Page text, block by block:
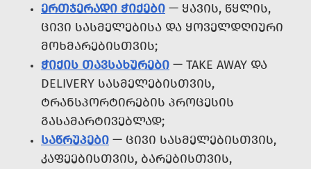
ᲔᲠᲗᲯᲔᲠᲐᲓᲘ ᲭᲘᲥᲔᲑᲘ — ᲧᲐᲕᲘᲡ, ᲬᲧᲚᲘᲡ,
ᲪᲘᲕᲘ ᲡᲐᲡᲛᲔᲚᲔᲑᲘᲡᲐ ᲓᲐ ᲧᲝᲕᲔᲚᲓᲦᲘᲣᲠᲘ
ᲛᲝᲮᲛᲐᲠᲔᲑᲘᲡᲗᲕᲘᲡ;
ᲭᲘᲥᲘᲡ ᲗᲐᲕᲡᲐᲮᲣᲠᲔᲑᲘ — TAKE AWAY ᲓᲐ
DELIVERY ᲡᲐᲡᲛᲔᲚᲔᲑᲘᲡᲗᲕᲘᲡ,
ᲢᲠᲐᲜᲡᲞᲝᲠᲢᲘᲠᲔᲑᲘᲡ ᲞᲠᲝᲪᲔᲡᲘᲡ
ᲒᲐᲡᲐᲛᲐᲠᲢᲘᲕᲔᲑᲚᲐᲓ;
ᲡᲐᲬᲠᲣᲞᲔᲑᲘ — ᲪᲘᲕᲘ ᲡᲐᲡᲛᲔᲚᲔᲑᲘᲡᲗᲕᲘᲡ,
ᲙᲐᲤᲔᲔᲑᲘᲡᲗᲕᲘᲡ, ᲑᲐᲠᲔᲑᲘᲡᲗᲕᲘᲡ,